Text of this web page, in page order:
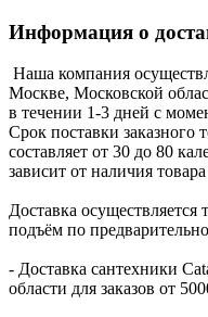
Информация о
Наша компания
Москве, Московской
в течении 1-3 дней с
Срок поставки заказного
составляет от 30 до 80
зависит от наличия
Доставка осуществляется
подъём по
- Доставка сантехники
области для заказов от